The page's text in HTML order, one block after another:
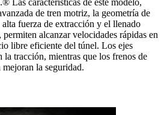
Las características de este modelo,
de tren motriz, la geometría de
fuerza de extracción y el llenado
alcanzar velocidades rápidas en
libre eficiente del túnel. Los ejes
la tracción, mientras que los frenos de
la seguridad.